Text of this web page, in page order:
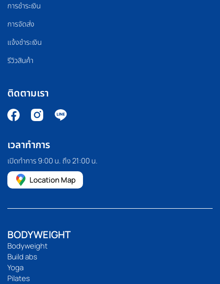
การชำระเงิน
การจัดส่ง
แจ้งชำระเงิน
รีวิวสินค้า
ติดตามเรา
เวลาทำการ
เปิดทำการ 9:00 น. ถึง 21:00 น.
Location Map
BODYWEIGHT
Bodyweight
Build abs
Yoga
Pilates